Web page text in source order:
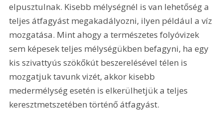
elpusztulnak. Kisebb mélységnél is van lehetőség a
teljes átfagyást megakadályozni, ilyen például a víz
mozgatása. Mint ahogy a természetes folyóvizek
sem képesek teljes mélységükben befagyni, ha egy
kis szivattyús szökőkút beszerelésével télen is
mozgatjuk tavunk vizét, akkor kisebb
medermélység esetén is elkerülhetjük a teljes
keresztmetszetében történő átfagyást.